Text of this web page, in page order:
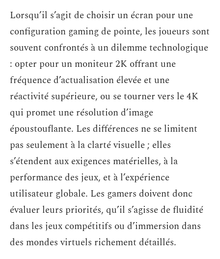
Lorsqu’il s’agit de choisir un écran pour une
configuration gaming de pointe, les joueurs sont
souvent confrontés à un dilemme technologique
: opter pour un moniteur 2K offrant une
fréquence d’actualisation élevée et une
réactivité supérieure, ou se tourner vers le 4K
qui promet une résolution d’image
époustouflante. Les différences ne se limitent
pas seulement à la clarté visuelle ; elles
s’étendent aux exigences matérielles, à la
performance des jeux, et à l’expérience
utilisateur globale. Les gamers doivent donc
évaluer leurs priorités, qu’il s’agisse de fluidité
dans les jeux compétitifs ou d’immersion dans
des mondes virtuels richement détaillés.